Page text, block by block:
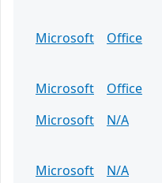
Microsoft
Office
Microsoft
Office
Microsoft
N/A
Microsoft
N/A